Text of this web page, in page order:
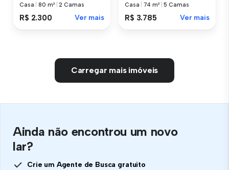
Casa |80 m² |2 Camas
R$ 2.300 Ver mais
Casa |74 m² |5 Camas
R$ 3.785 Ver mais
Carregar mais imóveis
Ainda não encontrou um novo
lar?
Crie um Agente de Busca gratuito